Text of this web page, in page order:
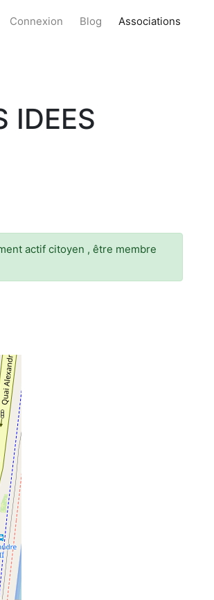
Connexion Blog Associations
IDEES
actif citoyen , être membre